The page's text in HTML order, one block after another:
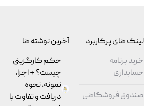
لینک های پرکاربرد
خرید برنامه
حسابداری
صندوق فروشگاهی
آخرین نوشته ها
حکم کارگزینی
چیست؟ + اجزا،
نمونه، نحوه
دریافت و تفاوت با